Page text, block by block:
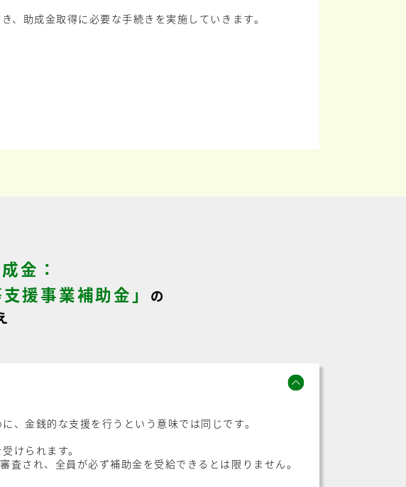
、助成金取得に必要な手続きを実施していきます。
金：
援事業補助金」
の
、金銭的な支援を行うという意味では同じです。
けられます。
され、全員が必ず補助金を受給できるとは限りません。